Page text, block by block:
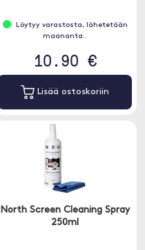
Löytyy varastosta, lähetetään
maananta..
10.90 €
Lisää ostoskoriin
North Screen Cleaning Spray
250ml